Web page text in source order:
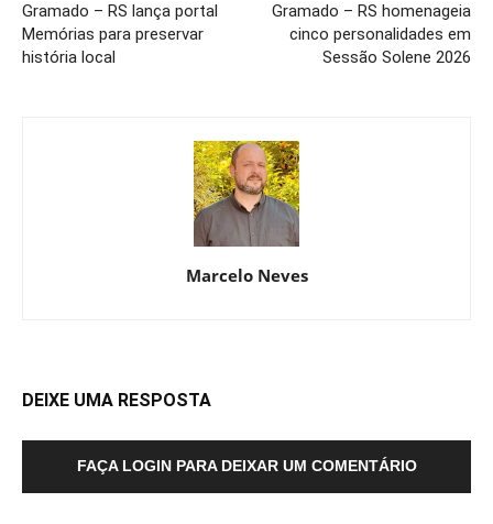
Gramado – RS lança portal
Memórias para preservar
história local
Gramado – RS homenageia
cinco personalidades em
Sessão Solene 2026
Marcelo Neves
DEIXE UMA RESPOSTA
FAÇA LOGIN PARA DEIXAR UM COMENTÁRIO